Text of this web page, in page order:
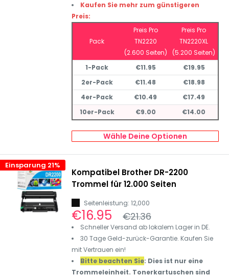
Kaufen Sie mehr zum günstigeren
Preis:
Pack
Preis Pro
TN2220
(2.600 Seiten)
Preis Pro
TN2220XL
(5.200 Seiten)
1-Pack
€11.95
€19.95
2er-Pack
€11.48
€18.98
4er-Pack
€10.49
€17.49
10er-Pack
€9.00 €14.00
Wähle Deine Optionen
Einsparung 21%
Kompatibel Brother DR-2200
Trommel für 12.000 Seiten
Seitenleistung: 12,000
Sonderpreis
€16.95 Normalpreis
€21.36
Schneller Versand ab lokalem Lager in DE.
30 Tage Geld-zurück-Garantie. Kaufen Sie
mit Vertrauen ein!
Bitte beachten Sie: Dies ist nur eine
Trommeleinheit. Tonerkartuschen sind